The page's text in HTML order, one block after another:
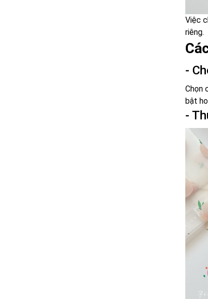
Việc
riêng.
-
Chọn
bật
-